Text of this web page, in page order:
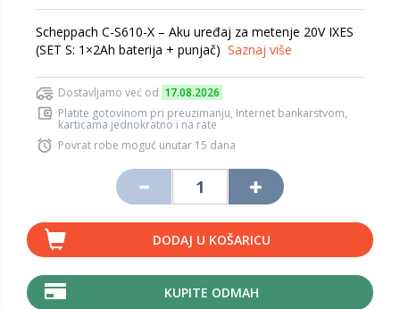
Scheppach C-S610-X – Aku uređaj za metenje 20V IXES
(SET S: 1×2Ah baterija + punjač) Saznaj više
Dostavljamo već od 17.08.2026
Platite gotovinom pri preuzimanju, Internet bankarstvom,
karticama jednokratno i na rate
Povrat robe moguć unutar 15 dana
DODAJ U KOŠARICU
KUPITE ODMAH